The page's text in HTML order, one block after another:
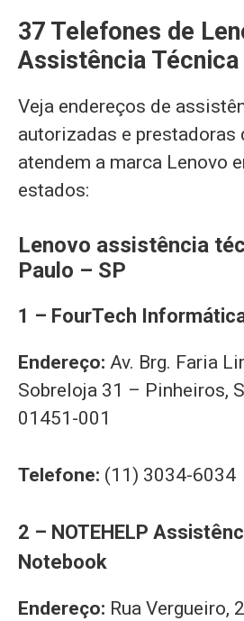
37 Telefones de
Assistência Técnica
Veja endereços de
autorizadas e prestadoras
atendem a marca Lenovo
estados:
Lenovo assistência
Paulo – SP
1 – FourTech
Endereço: Av. Brg. Faria
Sobreloja 31 – Pinheiros,
01451-001
Telefone: (11) 3034-6034
2 – NOTEHELP
Notebook
Endereço: Rua Vergueiro,